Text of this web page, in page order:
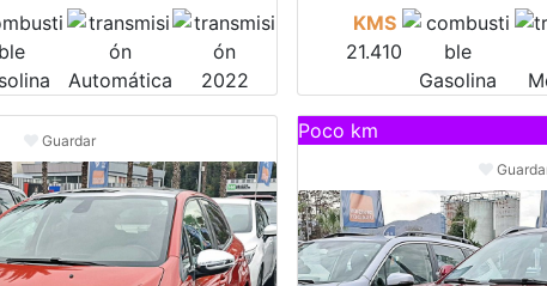
Automática 2022
KMS
21.410
Gasolina
Guardar Poco km